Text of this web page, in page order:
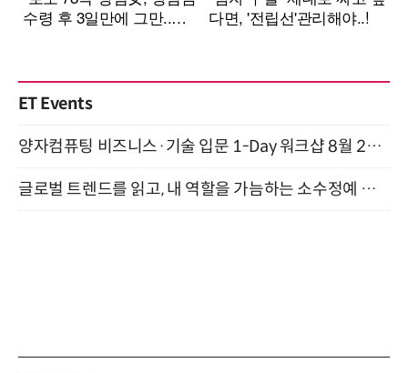
ET Events
양자컴퓨팅 비즈니스·기술 입문 1-Day 워크샵 8월 28일 개최
글로벌 트렌드를 읽고, 내 역할을 가늠하는 소수정예 실습 워크숍 (8/28)